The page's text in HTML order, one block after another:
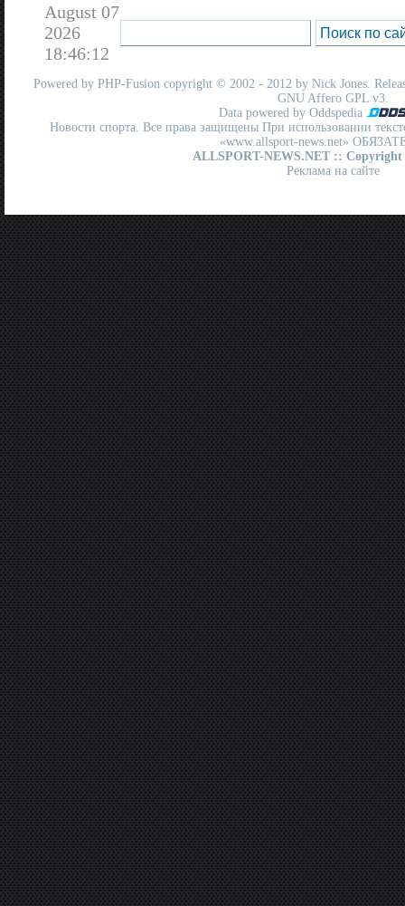
August 07
2026
18:46:12
Powered by PHP-Fusion copyright © 2002 - 2012 by Nick Jones.
GNU Affero GPL v3.
Data powered by Oddspedia
Новости спорта. Все права защищены При использовании
«www.allsport-news.net»
ALLSPORT-NEWS.NET :: Copyright
Реклама на сайте